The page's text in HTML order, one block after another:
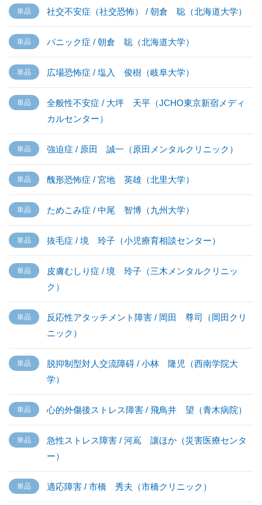
社交不安症（社交恐怖） / 朝倉 聡（北海道大学）
パニック症 / 朝倉 聡（北海道大学）
広場恐怖症 / 塩入 俊樹（岐阜大学）
全般性不安症 / 大坪 天平（JCHO東京新宿メディ
カルセンター）
強迫症 / 原田 誠一（原田メンタルクリニック）
醜形恐怖症 / 宮地 英雄（北里大学）
ためこみ症 / 中尾 智博（九州大学）
抜毛症 / 境 玲子（小児療育相談センター）
皮膚むしり症 / 境 玲子（三木メンタルクリニッ
ク）
反応性アタッチメント障害 / 岡田 尊司（岡田クリ
ニック）
脱抑制型対人交流障碍 / 小林 隆児（西南学院大
学）
心的外傷後ストレス障害 / 飛鳥井 望（青木病院）
急性ストレス障害 / 河嶌 讓ほか（災害医療センタ
ー）
適応障害 / 市橋 秀夫（市橋クリニック）